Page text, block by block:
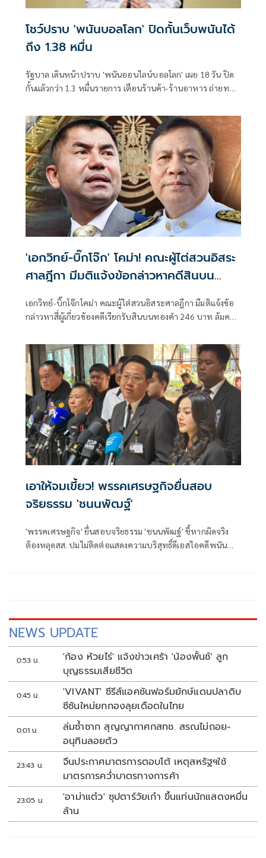
โชว์ปราบ 'พนันบอลโลก' ปิดกั้นเว็บพนันได้
ถึง 1.38 หมื่น
รัฐบาล เดินหน้าปราบ 'พนันออนไลน์บอลโลก' เผย 18 วัน ปิด
กั้นแล้วกว่า 1.3 หมื่นรายการ เตือนร้านค้า-ร้านอาหาร ถ่ายทอด
'เอกวิทย์-บิ๊กโจ๊ก' โคม่า! คณะผู้ไต่สวนอิสระ
ศาลฎีกา มีมติแจ้งข้อกล่าวหาคดีสินบน
ทองคำ 246 บาท
เอกวิทย์-บิ๊กโจ๊กโคม่า คณะผู้ไต่สวนอิสระศาลฎีกา มีมติแจ้งข้อ
กล่าวหาสี่ผู้เกี่ยวข้องคดีเรียกรับสินบนทองคำ 246 บาท ล้มคดี
เอาให้จมเขี้ยว! พรรคเศรษฐกิจยื่นสอบ
จริยธรรม 'ชนนพัฒฐ์'
'พรรคเศรษฐกิจ' ยื่นสอบจริยธรรม 'ชนนพัฒฐ์' ชี้หากผิดจริง
ต้องหลุดสส. ปมไม่ติดต่อแสดงความบริสุทธิ์ดีเอสไอคดีพนัน
NEWS UPDATE
0:53 น.
'ก้อง ห้วยไร่' แจ้งข่าวเศร้า 'น้องพั้นช์' ลูก
บุญธรรมเสียชีวิต
0:45 น.
'VIVANT' ซีรีส์แอคชันฟอร์มยักษ์แดนปลาดิบ
ซีซันใหม่ยกกองลุยเดือดในไทย
0:01 น.
ล่มซ้ำซาก สุญญากาศกสทช. สรณไม่ถอย-
อนุทินลอยตัว
23:43 น.
จีนประกาศมาตรการตอบโต้ เหตุสหรัฐฯใช้
มาตรการคว่ำบาตรทางการค้า
23:05 น.
'อาม่าแต๋ว' ซุปตาร์วัยเก๋า ขึ้นแท่นนักแสดงหมื่น
ล้าน